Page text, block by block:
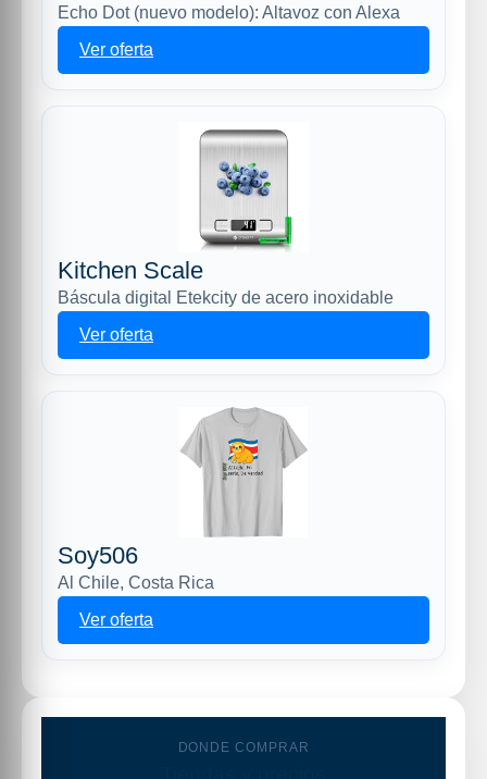
Echo Dot (nuevo modelo): Altavoz con Alexa
Ver oferta
Kitchen Scale
Báscula digital Etekcity de acero inoxidable
Ver oferta
Soy506
Al Chile, Costa Rica
Ver oferta
DONDE COMPRAR